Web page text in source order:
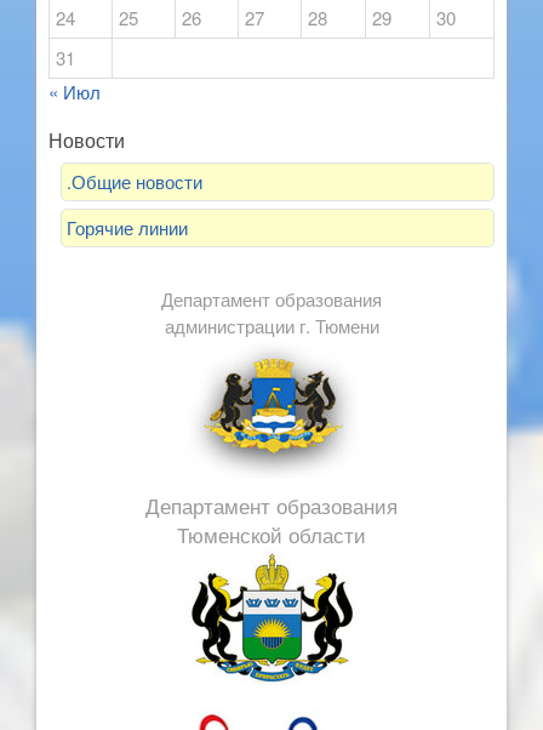
24
25 26 27 28 29
30
31
« Июл
Новости
.Общие новости
Горячие линии
Департамент образования
администрации г. Тюмени
Департамент образования
Тюменской области